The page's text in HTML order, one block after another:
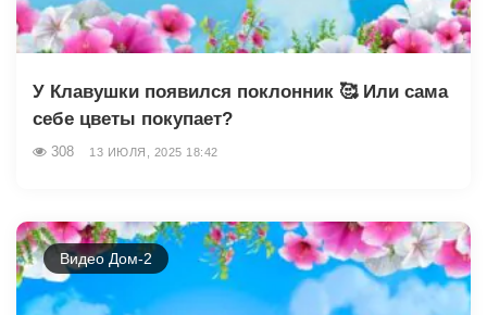
У Клавушки появился поклонник 🥰 Или сама
себе цветы покупает?
308 13 ИЮЛЯ, 2025 18:42
Видео Дом-2